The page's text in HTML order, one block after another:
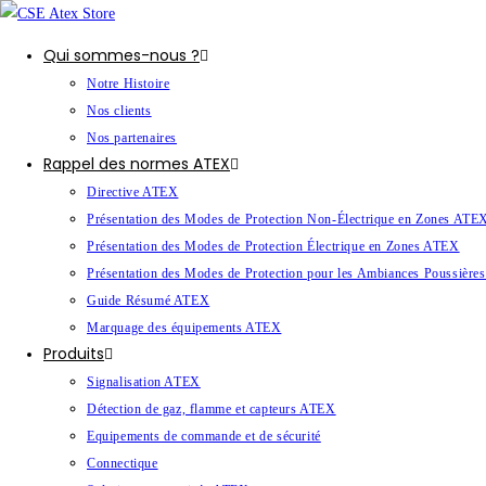
Qui sommes-nous ?
Notre Histoire
Nos clients
Nos partenaires
Rappel des normes ATEX
Directive ATEX
Présentation des Modes de Protection Non-Électrique en Zones
Présentation des Modes de Protection Électrique en Zones ATEX
Présentation des Modes de Protection pour les Ambiances
Guide Résumé ATEX
Marquage des équipements ATEX
Produits
Signalisation ATEX
Détection de gaz, flamme et capteurs ATEX
Equipements de commande et de sécurité
Connectique